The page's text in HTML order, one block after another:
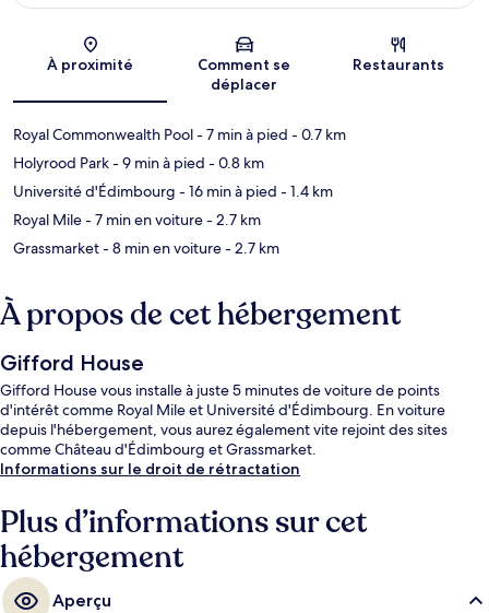
Carte
À proximité
Comment se
déplacer
Restaurants
Royal Commonwealth Pool- 7 min à pied - 0.7 km
Holyrood Park- 9 min à pied - 0.8 km
Université d'Édimbourg - 16 min à pied - 1.4 km
Royal Mile- 7 min en voiture- 2.7 km
Grassmarket- 8 min en voiture- 2.7 km
À propos de cet hébergement
Gifford House
Gifford House vous installe à juste 5 minutes de voiture de points
d'intérêt comme Royal Mile et Université d'Édimbourg. En voiture
depuis l'hébergement, vous aurez également vite rejoint des sites
comme Château d'Édimbourg et Grassmarket.
Informations sur le droit de rétractation
Plus d’informations sur cet
hébergement
Aperçu